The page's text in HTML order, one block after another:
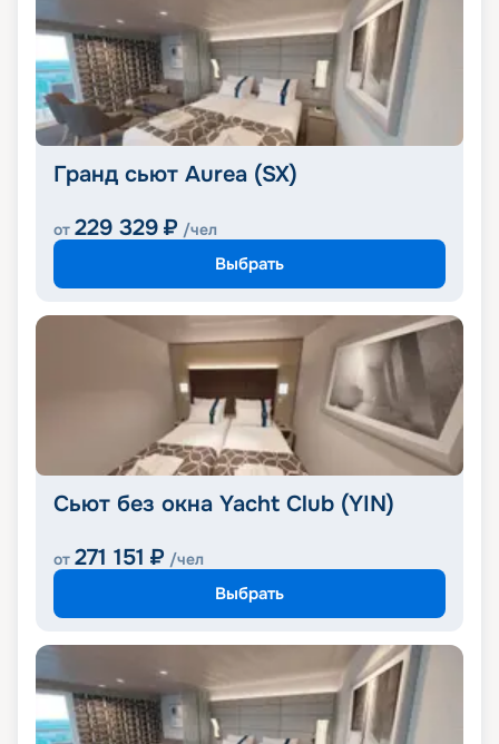
Гранд сьют Aurea (SX)
от 229 329 ₽ /чел
Выбрать
Сьют без окна Yacht Club (YIN)
от 271 151 ₽ /чел
Выбрать